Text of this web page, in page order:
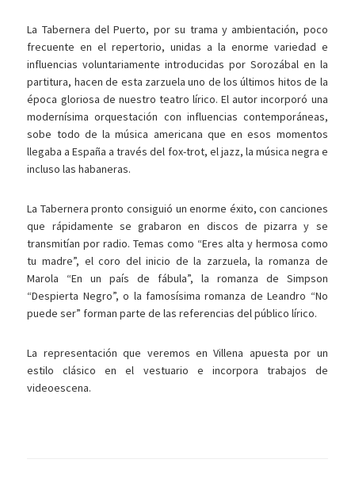
La Tabernera del Puerto, por su trama y ambientación, poco
frecuente en el repertorio, unidas a la enorme variedad e
influencias voluntariamente introducidas por Sorozábal en la
partitura, hacen de esta zarzuela uno de los últimos hitos de la
época gloriosa de nuestro teatro lírico. El autor incorporó una
modernísima orquestación con influencias contemporáneas,
sobe todo de la música americana que en esos momentos
llegaba a España a través del fox-trot, el jazz, la música negra e
incluso las habaneras.
La Tabernera pronto consiguió un enorme éxito, con canciones
que rápidamente se grabaron en discos de pizarra y se
transmitían por radio. Temas como “Eres alta y hermosa como
tu madre”, el coro del inicio de la zarzuela, la romanza de
Marola “En un país de fábula”, la romanza de Simpson
“Despierta Negro”, o la famosísima romanza de Leandro “No
puede ser” forman parte de las referencias del público lírico.
La representación que veremos en Villena apuesta por un
estilo clásico en el vestuario e incorpora trabajos de
videoescena.